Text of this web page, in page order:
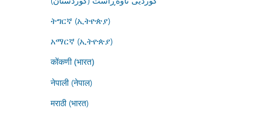
ትግርኛ (ኢትዮጵያ)
አማርኛ (ኢትዮጵያ)
कोंकणी (भारत)
नेपाली (नेपाल)
मराठी (भारत)